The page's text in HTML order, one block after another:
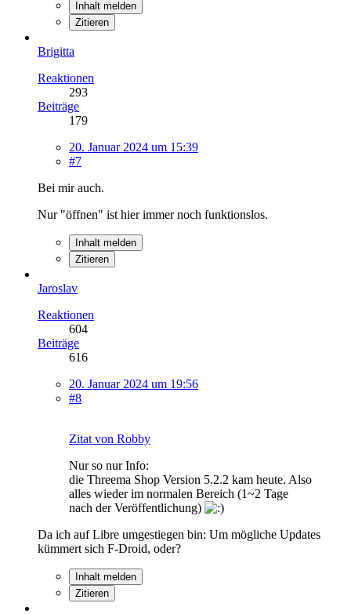
Inhalt melden
Zitieren
Brigitta
Reaktionen
293
Beiträge
179
20. Januar 2024 um 15:39
#7
Bei mir auch.
Nur "öffnen" ist hier immer noch funktionslos.
Inhalt melden
Zitieren
Jaroslav
Reaktionen
604
Beiträge
616
20. Januar 2024 um 19:56
#8
Zitat von Robby
Nur so nur Info:
die Threema Shop Version 5.2.2 kam heute. Also
alles wieder im normalen Bereich (1~2 Tage
nach der Veröffentlichung)
Da ich auf Libre umgestiegen bin: Um mögliche Updates
kümmert sich F-Droid, oder?
Inhalt melden
Zitieren